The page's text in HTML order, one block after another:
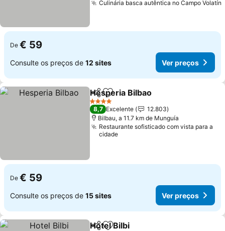
Culinária basca autêntica no Campo Volatín
De € 59
Consulte os preços de 12 sites Ver preços
PartilharAdicionar aos favoritos
Hesperia Bilbao
4 Estrelas
8,7 Excelente
12.803
Bilbau, a 11.7 km de Munguía
Restaurante sofisticado com vista para a
cidade
De € 59
Consulte os preços de 15 sites Ver preços
Hotel Bilbi